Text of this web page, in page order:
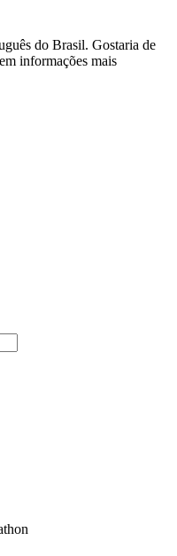
do Brasil. Gostaria de
informações mais